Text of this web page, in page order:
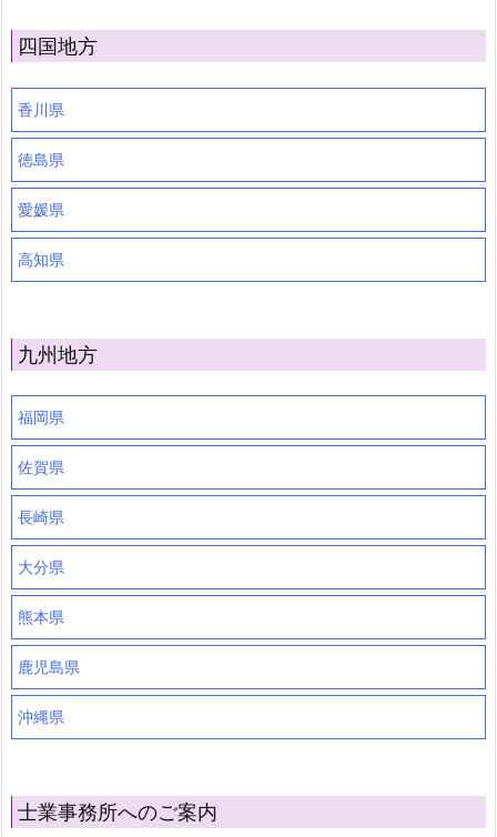
四国地方
香川県
徳島県
愛媛県
高知県
九州地方
福岡県
佐賀県
長崎県
大分県
熊本県
鹿児島県
沖縄県
士業事務所へのご案内